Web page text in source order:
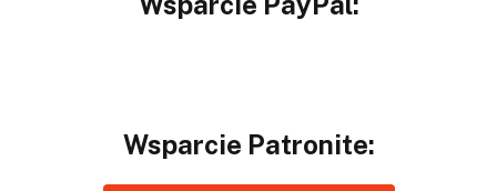
Wsparcie Patronite: